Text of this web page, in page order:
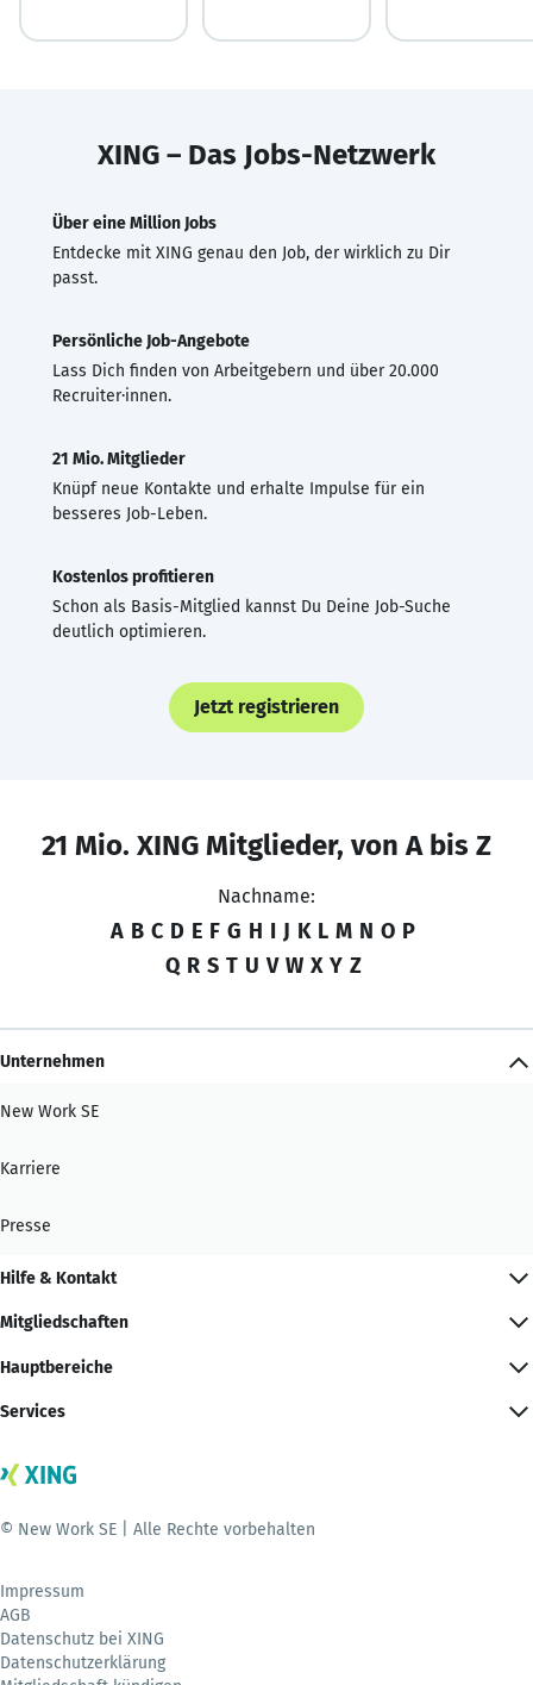
XING – Das Jobs-Netzwerk
Über eine Million Jobs
Entdecke mit XING genau den Job, der wirklich zu Dir
passt.
Persönliche Job-Angebote
Lass Dich finden von Arbeitgebern und über 20.000
Recruiter·innen.
21 Mio. Mitglieder
Knüpf neue Kontakte und erhalte Impulse für ein
besseres Job-Leben.
Kostenlos profitieren
Schon als Basis-Mitglied kannst Du Deine Job-Suche
deutlich optimieren.
Jetzt registrieren
21 Mio. XING Mitglieder, von A bis Z
Nachname:
A B C D E F G H I J K L M N O P
Q R S T U V W X Y Z
Unternehmen
New Work SE
Karriere
Presse
Hilfe & Kontakt
Mitgliedschaften
Hauptbereiche
Services
© New Work SE | Alle Rechte vorbehalten
Impressum
AGB
Datenschutz bei XING
Datenschutzerklärung